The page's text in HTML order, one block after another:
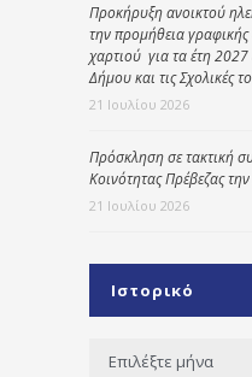
Προκήρυξη ανοικτού
την προμήθεια
χαρτιού για τα έτη 2027
Δήμου και τις Σχολικές
21 Ιουλίου 2026
Πρόσκληση σε τακτική
Κοινότητας Πρέβεζας
21 Ιουλίου 2026
Ιστορικό
Ιστορικό